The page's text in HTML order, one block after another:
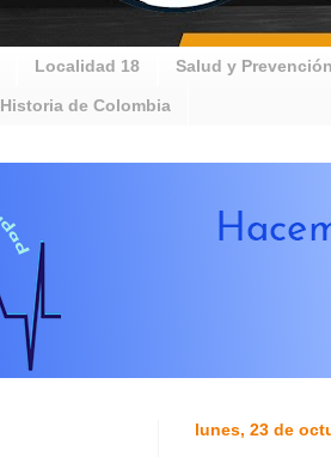
Localidad 18 Salud y Prevención
Historia de Colombia
lunes, 23 de